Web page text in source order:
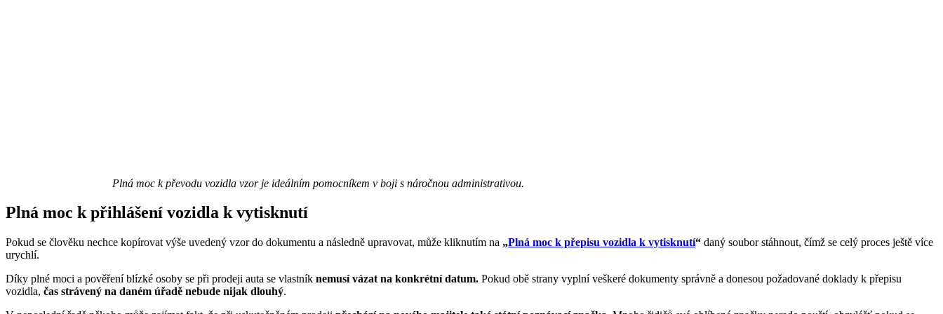
Plná moc k převodu vozidla vzor je ideálním pomocníkem v boji s náročnou administrativou.
Plná moc k přihlášení vozidla k vytisknutí
Pokud se člověku nechce kopírovat výše uvedený vzor do dokumentu a následně upravovat, může kliknutím na „Plná moc k přepisu vozidla k vytisknutí“ daný soubor stáhnout, čímž se celý proces ještě více
urychlí.
Díky plné moci a pověření blízké osoby se při prodeji auta se vlastník nemusí vázat na konkrétní datum. Pokud obě strany vyplní veškeré dokumenty správně a donesou požadované doklady k přepisu
vozidla, čas strávený na daném úřadě nebude nijak dlouhý.